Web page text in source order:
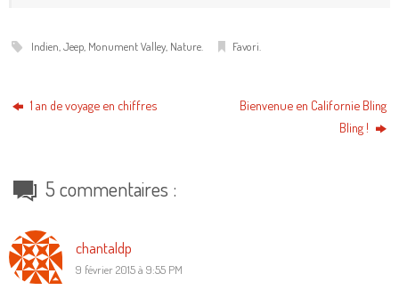
Indien Jeep, Monument Valley, Nature. Favori
1 an de voyage en chiffres
Bienvenue en Californie Bling
Bling !
5 commentaires :
chantaldp
9 février 2015 à 9:55 PM